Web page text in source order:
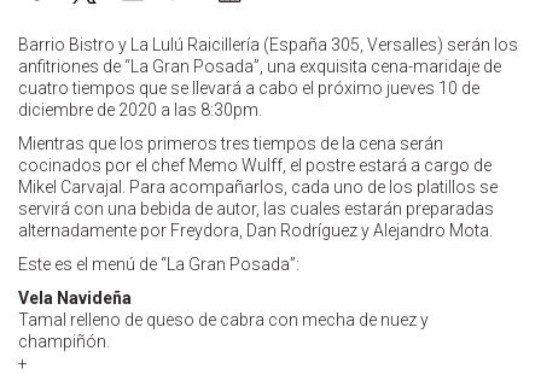
Barrio Bistro y La Lulú Raicillería (España 305, Versalles) serán los
anfitriones de “La Gran Posada”, una exquisita cena-maridaje de
cuatro tiempos que se llevará a cabo el próximo jueves 10 de
diciembre de 2020 a las 8:30pm.
Mientras que los primeros tres tiempos de la cena serán
cocinados por el chef Memo Wulff, el postre estará a cargo de
Mikel Carvajal. Para acompañarlos, cada uno de los platillos se
servirá con una bebida de autor, las cuales estarán preparadas
alternadamente por Freydora, Dan Rodríguez y Alejandro Mota.
Este es el menú de “La Gran Posada”:
Vela Navideña
Tamal relleno de queso de cabra con mecha de nuez y
champiñón.
+